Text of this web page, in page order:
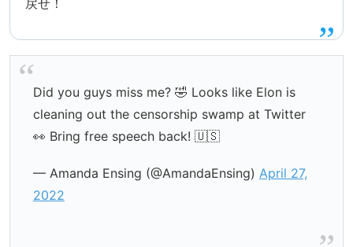
戻せ！
Did you guys miss me? 🤣 Looks like Elon is
cleaning out the censorship swamp at Twitter
👀 Bring free speech back! 🇺🇸
— Amanda Ensing (@AmandaEnsing) April 27,
2022